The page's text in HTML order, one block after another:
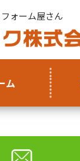
ォーム屋さん
ム